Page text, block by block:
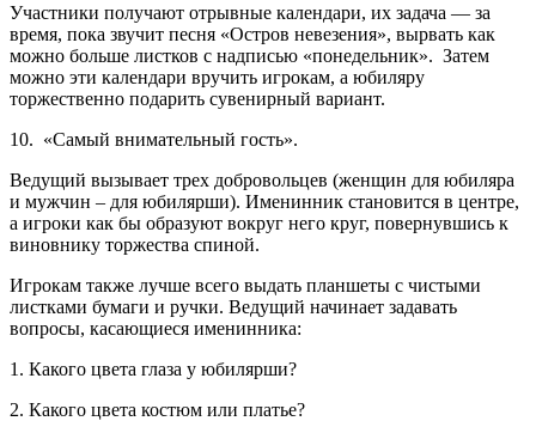
Участники получают отрывные календари, их задача — за
время, пока звучит песня «Остров невезения», вырвать как
можно больше листков с надписью «понедельник». Затем
можно эти календари вручить игрокам, а юбиляру
торжественно подарить сувенирный вариант.
10. «Самый внимательный гость».
Ведущий вызывает трех добровольцев (женщин для юбиляра
и мужчин – для юбилярши). Именинник становится в центре,
а игроки как бы образуют вокруг него круг, повернувшись к
виновнику торжества спиной.
Игрокам также лучше всего выдать планшеты с чистыми
листками бумаги и ручки. Ведущий начинает задавать
вопросы, касающиеся именинника:
1. Какого цвета глаза у юбилярши?
2. Какого цвета костюм или платье?